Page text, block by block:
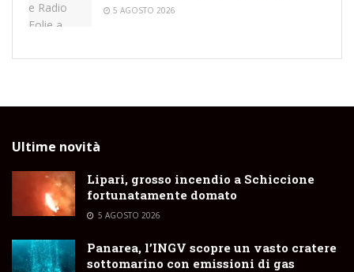
5 AGOSTO 2026
Ultime novità
Lipari, grosso incendio a Schiccione
fortunatamente domato
5 AGOSTO 2026
Panarea, l’INGV scopre un vasto cratere
sottomarino con emissioni di gas